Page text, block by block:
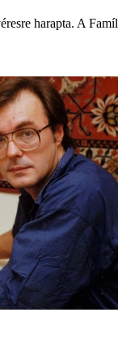
harapta. A